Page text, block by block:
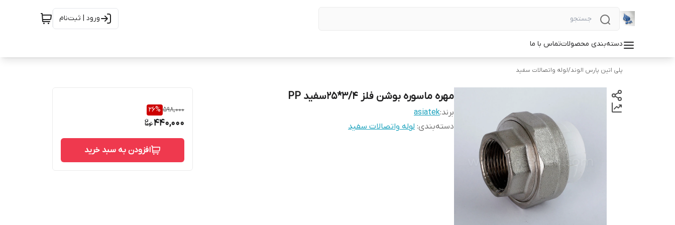
ورود | ثبت‌نام
دسته‌بندی محصولاتتماس با ما
پلی اتین پارس الوند/لوله واتصالات سفید
مهره ماسوره بوشن فلز 3/4*25سفید PP
برند:asiatek
دسته‌بندی: لوله واتصالات سفید
598,000
26%
440,000
افزودن به سبد خرید